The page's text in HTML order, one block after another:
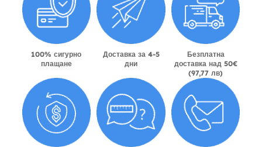
100% сигурно
плащане
Доставка за 4-5
дни
Безплатна
доставка над 50€
(97,77 лв)